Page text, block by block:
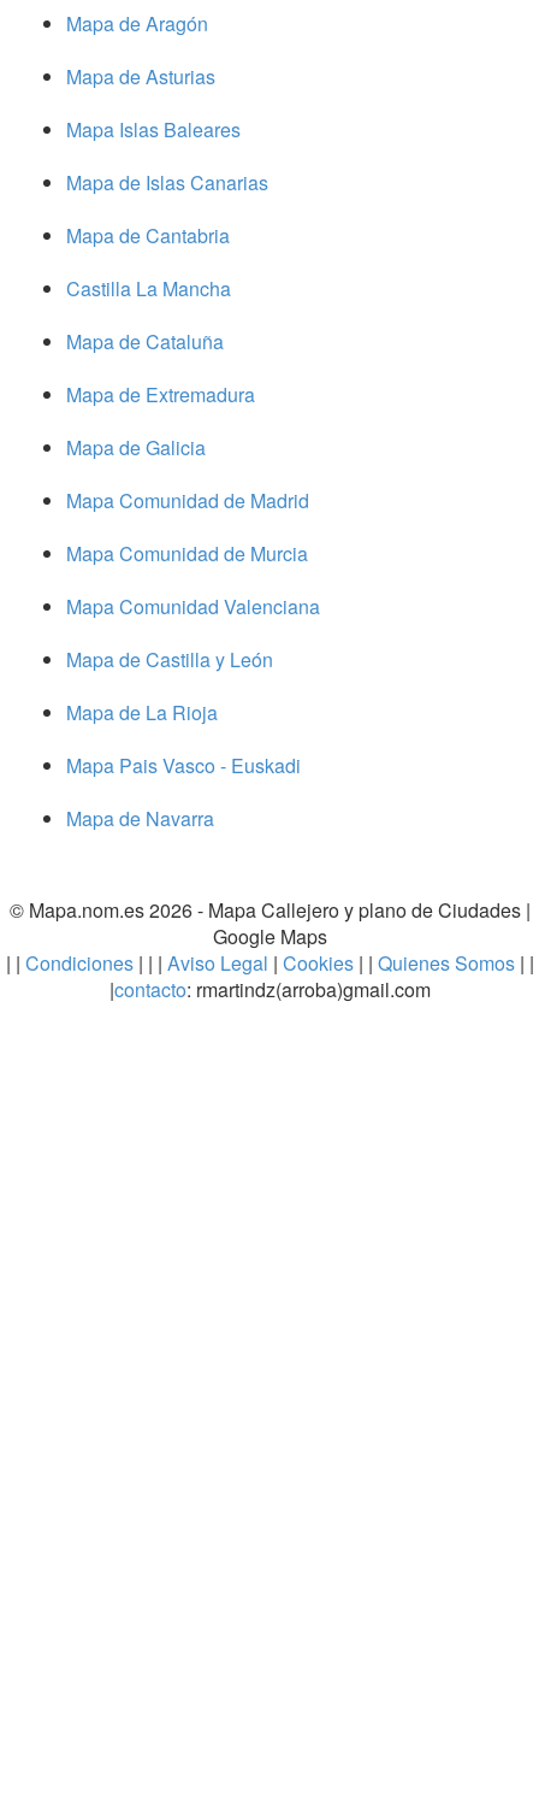
Mapa de Aragón
Mapa de Asturias
Mapa Islas Baleares
Mapa de Islas Canarias
Mapa de Cantabria
Castilla La Mancha
Mapa de Cataluña
Mapa de Extremadura
Mapa de Galicia
Mapa Comunidad de Madrid
Mapa Comunidad de Murcia
Mapa Comunidad Valenciana
Mapa de Castilla y León
Mapa de La Rioja
Mapa Pais Vasco - Euskadi
Mapa de Navarra
© Mapa.nom.es 2026 - Mapa Callejero y plano de Ciudades|
Google Maps
| | Condiciones| | | Aviso Legal | Cookies | | Quienes Somos | |
|contacto: rmartindz(arroba)gmail.com